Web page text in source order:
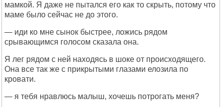
мамкой. Я даже не пытался его как то скрыть, потому что
маме было сейчас не до этого.
— иди ко мне сынок быстрее, ложись рядом
срывающимся голосом сказала она.
Я лег рядом с ней находясь в шоке от происходящего.
Она все так же с прикрытыми глазами елозила по
кровати.
— я тебя нравлюсь малыш, хочешь потрогать меня?